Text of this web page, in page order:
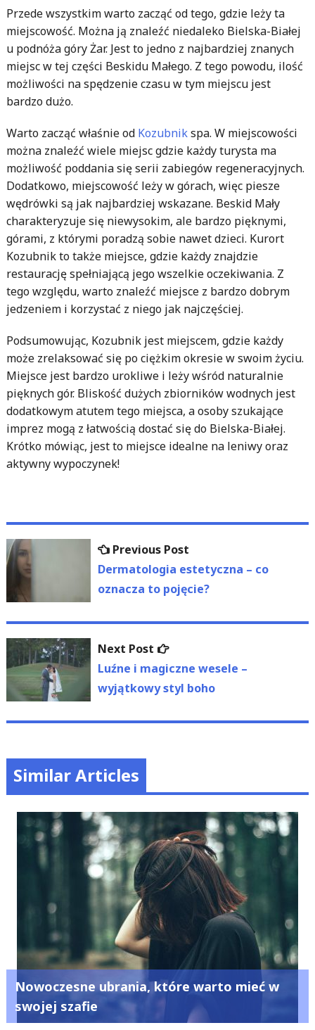
Przede wszystkim warto zacząć od tego, gdzie leży ta
miejscowość. Można ją znaleźć niedaleko Bielska-Białej
u podnóża góry Żar. Jest to jedno z najbardziej znanych
miejsc w tej części Beskidu Małego. Z tego powodu, ilość
możliwości na spędzenie czasu w tym miejscu jest
bardzo dużo.
Warto zacząć właśnie od Kozubnikspa. W miejscowości
można znaleźć wiele miejsc gdzie każdy turysta ma
możliwość poddania się serii zabiegów regeneracyjnych.
Dodatkowo, miejscowość leży w górach, więc piesze
wędrówki są jak najbardziej wskazane. Beskid Mały
charakteryzuje się niewysokim, ale bardzo pięknymi,
górami, z którymi poradzą sobie nawet dzieci. Kurort
Kozubnik to także miejsce, gdzie każdy znajdzie
restaurację spełniającą jego wszelkie oczekiwania. Z
tego względu, warto znaleźć miejsce z bardzo dobrym
jedzeniem i korzystać z niego jak najczęściej.
Podsumowując, Kozubnik jest miejscem, gdzie każdy
może zrelaksować się po ciężkim okresie w swoim życiu.
Miejsce jest bardzo urokliwe i leży wśród naturalnie
pięknych gór. Bliskość dużych zbiorników wodnych jest
dodatkowym atutem tego miejsca, a osoby szukające
imprez mogą z łatwością dostać się do Bielska-Białej.
Krótko mówiąc, jest to miejsce idealne na leniwy oraz
aktywny wypoczynek!
Nawigacja
wpisu
Previous PostPrevious
post:
Dermatologia estetyczna – co
oznacza to pojęcie?
Next Post
Next
post:
Luźne i magiczne wesele –
wyjątkowy styl boho
Similar Articles
Nowoczesne ubrania, które warto mieć w
swojej szafie